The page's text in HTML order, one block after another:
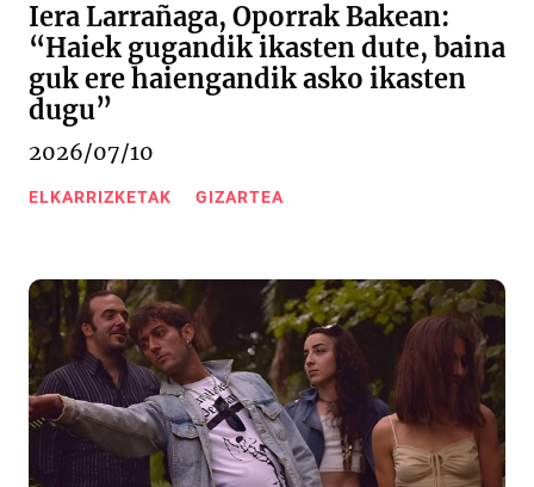
Iera Larrañaga, Oporrak Bakean:
“Haiek gugandik ikasten dute, baina
guk ere haiengandik asko ikasten
dugu”
2026/07/10
ELKARRIZKETAK GIZARTEA